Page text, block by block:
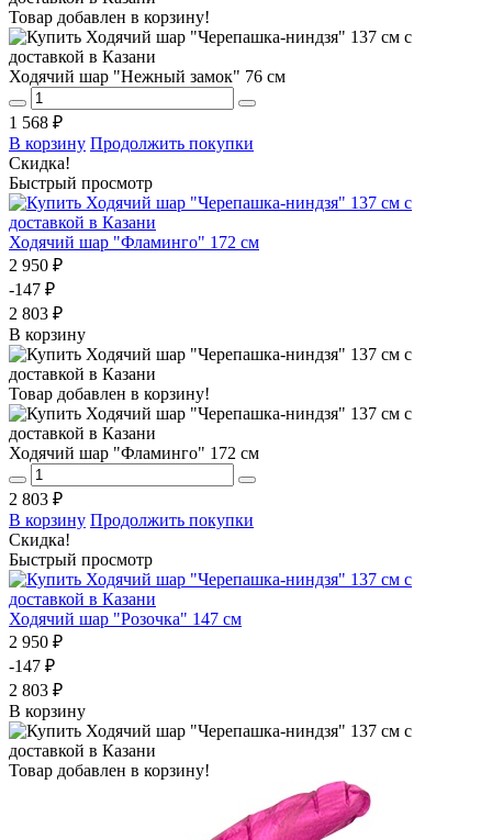
Товар добавлен в корзину!
Ходячий шар "Нежный замок" 76 см
1 568 ₽
В корзину Продолжить покупки
Скидка!
Быстрый просмотр
Ходячий шар "Фламинго" 172 см
2 950 ₽
-147 ₽
2 803 ₽
В корзину
Товар добавлен в корзину!
Ходячий шар "Фламинго" 172 см
2 803 ₽
В корзину Продолжить покупки
Скидка!
Быстрый просмотр
Ходячий шар "Розочка" 147 см
2 950 ₽
-147 ₽
2 803 ₽
В корзину
Товар добавлен в корзину!